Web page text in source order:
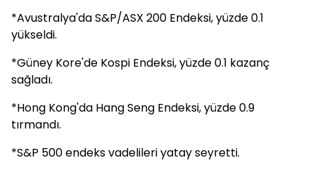
*Avustralya'da S&P/ASX 200 Endeksi, yüzde 0.1
yükseldi.
*Güney Kore'de Kospi Endeksi, yüzde 0.1 kazanç
sağladı.
*Hong Kong'da Hang Seng Endeksi, yüzde 0.9
tırmandı.
*S&P 500 endeks vadelileri yatay seyretti.